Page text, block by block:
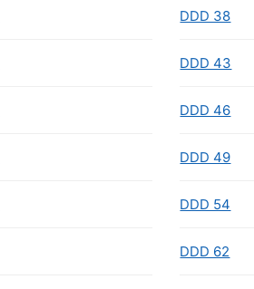
DDD 38
DDD 43
DDD 46
DDD 49
DDD 54
DDD 62